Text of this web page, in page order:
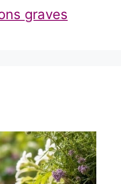
graves